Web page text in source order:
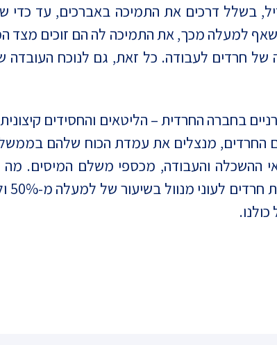
בשלל דרכים את התמיכה באברכים, עד כדי
שאף למעלה מכך, את התמיכה לה הם זוכים
של חרדים לעבודה. כל זאת, גם לנוכח
החרדים, מנצלים את עמדת הכוח שלהם
ההשכלה והעבודה, מכספי משלם המיסים.